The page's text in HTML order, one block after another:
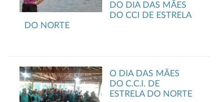
DO DIA DAS MÃES
DO CCI DE ESTRELA
DO NORTE
O DIA DAS MÃES
DO C.C.I. DE
ESTRELA DO NORTE